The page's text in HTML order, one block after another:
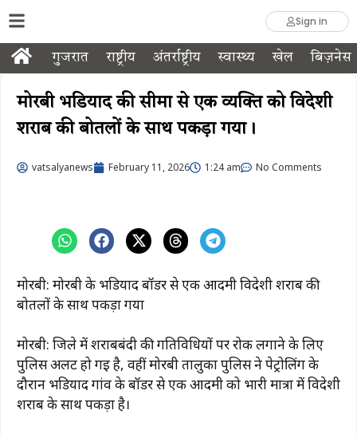
Sign in
गुजरात राष्ट्रीय अंतर्राष्ट्रीय स्वास्थ्य खेल बिज़नेस
मोरबी भडियाद की सीमा से एक व्यक्ति को विदेशी
शराब की बोतलों के साथ पकड़ा गया।
vatsalyanews February 11, 2026 1:24 am No Comments
मोरबी: मोरबी के भडियाद बॉर्डर से एक आदमी विदेशी शराब की
बोतलों के साथ पकड़ा गया
मोरबी: जिले में शराबबंदी की गतिविधियों पर रोक लगाने के लिए
पुलिस अलर्ट हो गई है, वहीं मोरबी तालुका पुलिस ने पेट्रोलिंग के
दौरान भडियाद गांव के बॉर्डर से एक आदमी को भारी मात्रा में विदेशी
शराब के साथ पकड़ा है।